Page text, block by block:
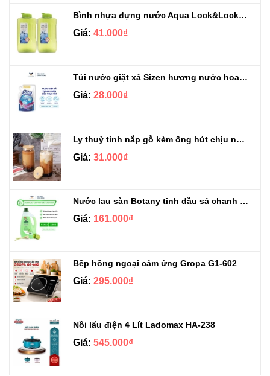
Bình nhựa đựng nước Aqua Lock&Lock 2.1L
Giá: 41.000₫
Túi nước giặt xả Sizen hương nước hoa 500 ml
Giá: 28.000₫
Ly thuỷ tinh nắp gỗ kèm ống hút chịu nhiệt 500ml
Giá: 31.000₫
Nước lau sàn Botany tinh dầu sả chanh chai 3.9kg
Giá: 161.000₫
Bếp hồng ngoại cảm ứng Gropa G1-602
Giá: 295.000₫
Nồi lẩu điện 4 Lít Ladomax HA-238
Giá: 545.000₫